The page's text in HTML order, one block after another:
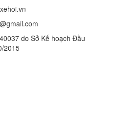
do Sở Kế hoạch Đầu
2015